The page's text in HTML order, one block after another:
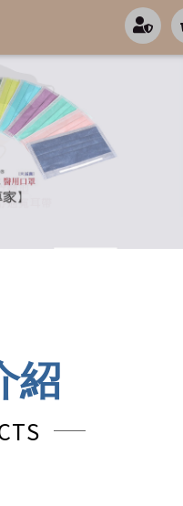
紹